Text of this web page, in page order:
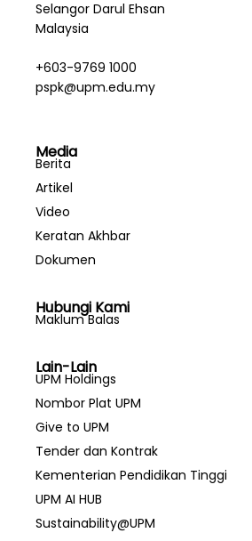
Selangor Darul Ehsan
Malaysia
+603-9769 1000
pspk@upm.edu.my
Media
Berita
Artikel
Video
Keratan Akhbar
Dokumen
Hubungi Kami
Maklum Balas
Lain-Lain
UPM Holdings
Nombor Plat UPM
Give to UPM
Tender dan Kontrak
Kementerian Pendidikan Tinggi
UPM AI HUB
Sustainability@UPM